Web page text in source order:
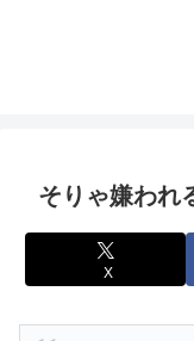
そりゃ嫌われ
X